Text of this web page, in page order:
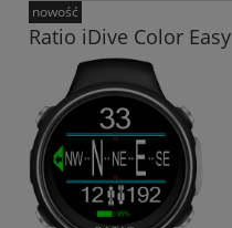
Ratio iDive Color Easy
nowość